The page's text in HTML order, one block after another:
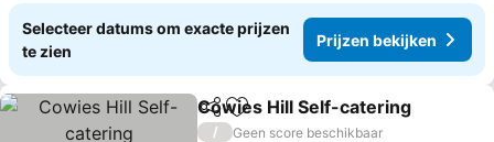
Selecteer datums om exacte prijzen
te zien
Prijzen bekijken
DelenToevoegen aan favorieten
Cowies Hill Self-catering
/
Geen score beschikbaar